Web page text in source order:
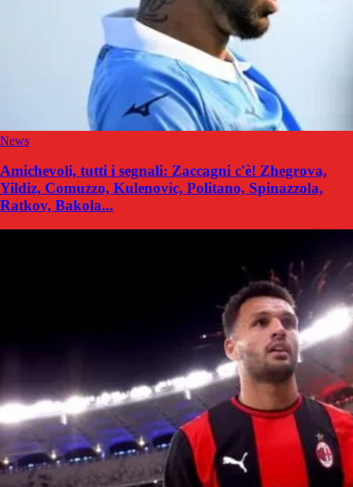
News
Amichevoli, tutti i segnali: Zaccagni c'è! Zhegrova,
Yildiz, Comuzzo, Kulenovic, Politano, Spinazzola,
Ratkov, Bakola...